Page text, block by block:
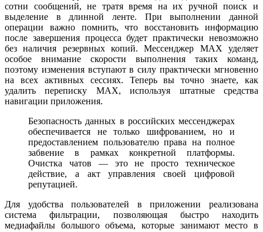
сотни сообщений, не тратя время на их ручной поиск и
выделение в длинной ленте. При выполнении данной
операции важно помнить, что восстановить информацию
после завершения процесса будет практически невозможно
без наличия резервных копий. Мессенджер MAX уделяет
особое внимание скорости выполнения таких команд,
поэтому изменения вступают в силу практически мгновенно
на всех активных сессиях. Теперь вы точно знаете, как
удалить переписку MAX, используя штатные средства
навигации приложения.
Безопасность данных в российских мессенджерах
обеспечивается не только шифрованием, но и
предоставлением пользователю права на полное
забвение в рамках конкретной платформы.
Очистка чатов — это не просто техническое
действие, а акт управления своей цифровой
репутацией.
Для удобства пользователей в приложении реализована
система фильтрации, позволяющая быстро находить
медиафайлы большого объема, которые занимают место в